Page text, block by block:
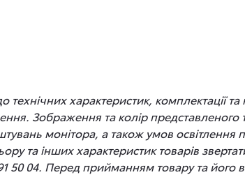
характеристик, комплектації та
Зображення та колір представленого
монітора, а також умов
та інших характеристик товарів
50 04. Перед прийманням товару та його